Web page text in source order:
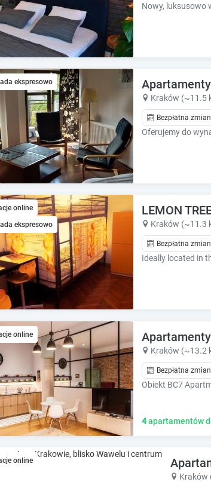
t
h
e
c
a
l
e
a
r
a
n
d
s
e
l
e
c
t
a
a
t
e
.
P
r
s
s
t
h
q
t
a
l
e
n
d
s
e
e
c
e
r
e
t
q
u
ekspresowo
Kraków (~11.5
Bezpłatna
online
ekspresowo
LEMON
Kraków (~11.3
Bezpłatna
Ideally located in
online
Kraków (~13.2
Bezpłatna
4apartamentów
online
Kraków